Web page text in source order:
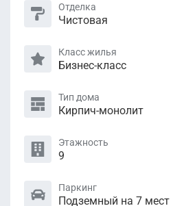
Отделка
Чистовая
Класс жилья
Бизнес-класс
Тип дома
Кирпич-монолит
Этажность
9
Паркинг
Подземный на 7 мест